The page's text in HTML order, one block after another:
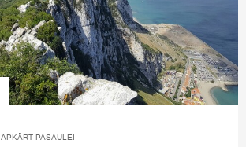
APKĀRT PASAULEI